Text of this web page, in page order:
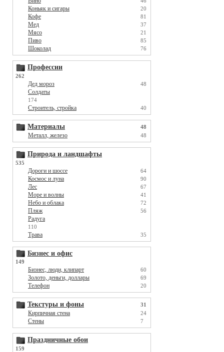
Коньяк и сигары 20
Кофе 81
Мед 37
Мясо 21
Пиво 85
Шоколад 76
Профессии
262
Дед мороз 48
Солдаты
174
Строитель, стройка 40
Материалы 48
Металл, железо 48
Природа и ландшафты
535
Дороги и шоссе 64
Космос и луна 90
Лес 67
Море и волны 41
Небо и облака 72
Пляж 56
Радуга
110
Трава 35
Бизнес и офис
149
Бизнес, люди, клипарт 60
Золото, деньги, доллары 69
Телефон 20
Текстуры и фоны 31
Кирпичная стена 24
Стены 7
Праздничные обои
159